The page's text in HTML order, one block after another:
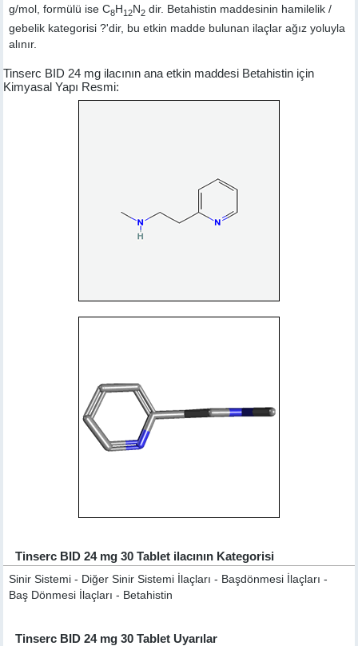
g/mol, formülü ise C8H 12N2 dir. Betahistin maddesinin hamilelik /
gebelik kategorisi ?'dir, bu etkin madde bulunan ilaçlar ağız yoluyla
alınır.
Tinserc BID 24 mg ilacının ana etkin maddesi Betahistin için
Kimyasal Yapı Resmi:
Tinserc BID 24 mg 30 Tablet ilacının Kategorisi
Sinir Sistemi - Diğer Sinir Sistemi İlaçları - Başdönmesi İlaçları -
Baş Dönmesi İlaçları - Betahistin
Tinserc BID 24 mg 30 Tablet Uyarılar